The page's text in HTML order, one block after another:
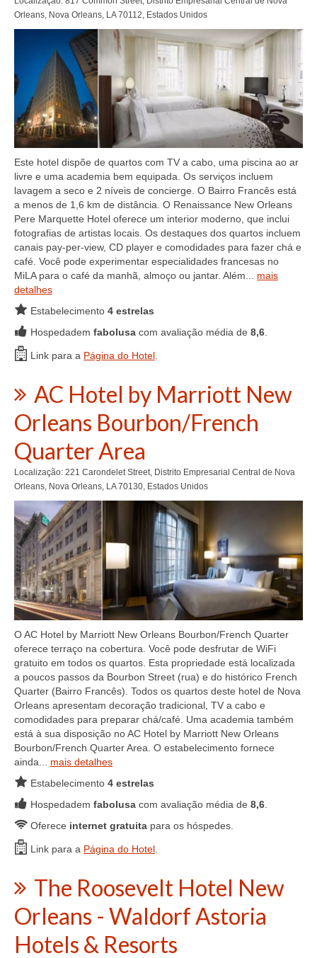
Orleans, Nova Orleans, LA 70112, Estados Unidos
Este hotel dispõe de quartos com TV a cabo, uma piscina ao ar
livre e uma academia bem equipada. Os serviços incluem
lavagem a seco e 2 níveis de concierge. O Bairro Francês está
a menos de 1,6 km de distância. O Renaissance New Orleans
Pere Marquette Hotel oferece um interior moderno, que inclui
fotografias de artistas locais. Os destaques dos quartos incluem
canais pay-per-view, CD player e comodidades para fazer chá e
café. Você pode experimentar especialidades francesas no
MiLA para o café da manhã, almoço ou jantar. Além... mais
detalhes
Estabelecimento 4 estrelas
Hospedadem fabolusa com avaliação média de 8,6
Link para a Página do Hotel
AC Hotel by Marriott New
Orleans Bourbon/French
Quarter Area
Localização: 221 Carondelet Street, Distrito Empresarial Central de Nova
Orleans, Nova Orleans, LA 70130, Estados Unidos
O AC Hotel by Marriott New Orleans Bourbon/French Quarter
oferece terraço na cobertura. Você pode desfrutar de WiFi
gratuito em todos os quartos. Esta propriedade está localizada
a poucos passos da Bourbon Street (rua) e do histórico French
Quarter (Bairro Francês). Todos os quartos deste hotel de Nova
Orleans apresentam decoração tradicional, TV a cabo e
comodidades para preparar chá/café. Uma academia também
está à sua disposição no AC Hotel by Marriott New Orleans
Bourbon/French Quarter Area. O estabelecimento fornece
ainda... mais detalhes
Estabelecimento 4 estrelas
Hospedadem fabolusa com avaliação média de 8,6
Oferece internet gratuita para os hóspedes.
Link para a Página do Hotel
The Roosevelt Hotel New
Orleans - Waldorf Astoria
Hotels & Resorts